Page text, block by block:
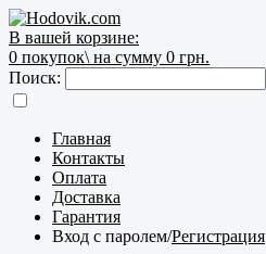
В вашей корзине:
0 покупок\ на сумму 0 грн.
Поиск:
Главная
Контакты
Оплата
Доставка
Гарантия
Вход с паролем/Регистрация